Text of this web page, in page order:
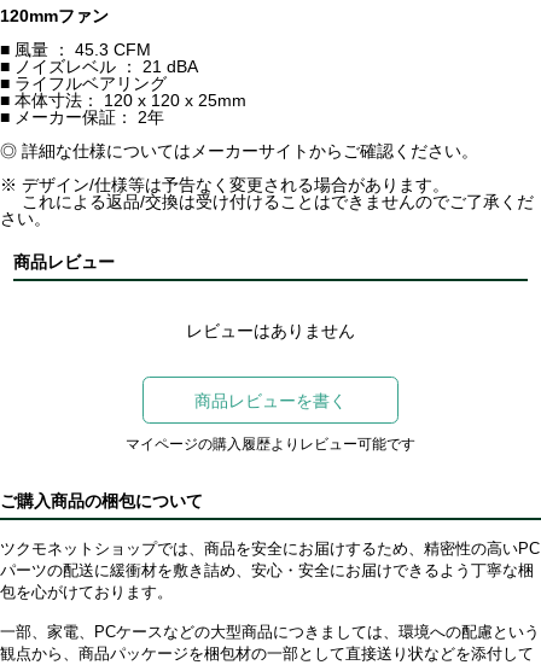
120mmファン
■ 風量 ： 45.3 CFM
■ ノイズレベル ： 21 dBA
■ ライフルベアリング
■ 本体寸法： 120 x 120 x 25mm
■ メーカー保証： 2年
◎ 詳細な仕様についてはメーカーサイトからご確認ください。
※ デザイン/仕様等は予告なく変更される場合があります。
これによる返品/交換は受け付けることはできませんのでご了承くだ
さい。
商品レビュー
レビューはありません
商品レビューを書く
マイページの購入履歴よりレビュー可能です
ご購入商品の梱包について
ツクモネットショップでは、商品を安全にお届けするため、精密性の高いPC
パーツの配送に緩衝材を敷き詰め、安心・安全にお届けできるよう丁寧な梱
包を心がけております。
一部、家電、PCケースなどの大型商品につきましては、環境への配慮という
観点から、商品パッケージを梱包材の一部として直接送り状などを添付して